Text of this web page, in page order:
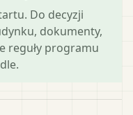
Do decyzji
dokumenty,
reguły programu